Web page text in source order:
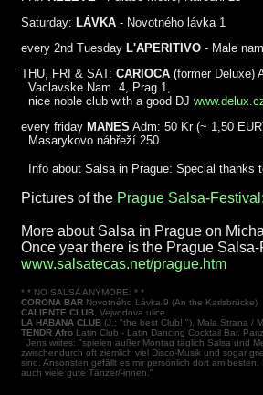
Saturday: LÁVKA - Novotného lávka 1
every 2nd Tuesday L'APERITIVO - Male
THU, FRI & SAT: CARIOCA (former Deluxe)
Vaclavske Nam. 4, Prag 1,
nice noble club with a good DJ
every friday MANES Adm: 50 Kr (~ 1,50
Masarykovo nábřeží 250
Info about Salsa in Prague: Special thanks
Pictures of the Prague Salsa-Festival:
More about Salsa in Prague on
Once year there is the Prague
www.salsatecas.net/prague.htm
* * NO SALSA ANYMORE: * *
CORONA BAR Novotného Lávka 9 (An the Karlsbrücke)
CALIENTE CLUB , Vejvodova ulice
LA HABANA CLUB (J.: "the best Club!!"), Mala Strana /
TENDR Afro Latin Club - Latin Dancing Cocktail Bar,
Jens writes: "spielen außer Montag täglich Salsa und
zwischendurch oft ziemlich viel Disco-Musik und sogar
sind. Ansonsten gefällt es mir persönlich dort am
auch viele gute Tänzer/-innen."